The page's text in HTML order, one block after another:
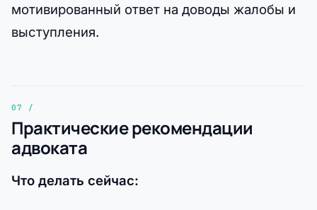
мотивированный ответ на доводы жалобы и
выступления.
Практические рекомендации
адвоката
Что делать сейчас: